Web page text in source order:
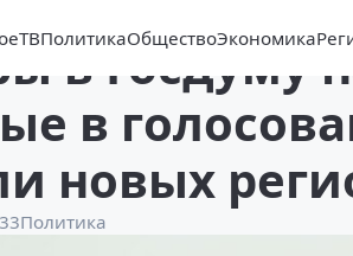
ТВПолитикаОбществоЭкономика
в Госдуму
в
новых
Политика